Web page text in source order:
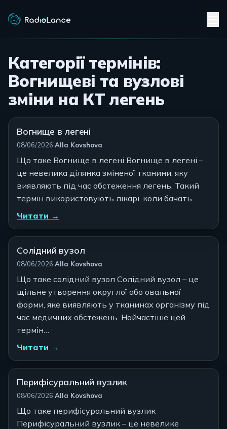
Категорії термінів:
Вогнищеві та вузлові
зміни на КТ легень
Вогнище в легені
08/06/2026·Автор:
Alla Kovshova
Що таке Вогнище в легені Вогнище в легені –
це невелика ділянка зміненої тканини, яку
виявляють під час обстеження легень. Такий
термін використовують лікарі, коли бачать…
Читати →
Солідний вузол
08/06/2026·Автор:
Alla Kovshova
Що таке солідний вузол Солідний вузол – це
щільне утворення округлої або овальної
форми, яке виявляють у тканинах організму під
час медичних обстежень. Найчастіше цей
термін…
Читати →
Перифісуральний вузлик
08/06/2026·Автор:
Alla Kovshova
Що таке перифісуральний вузлик
Перифісуральний вузлик – це невелике